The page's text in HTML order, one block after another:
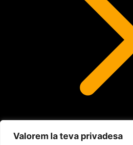
Valorem la teva privadesa
Lents de contacte